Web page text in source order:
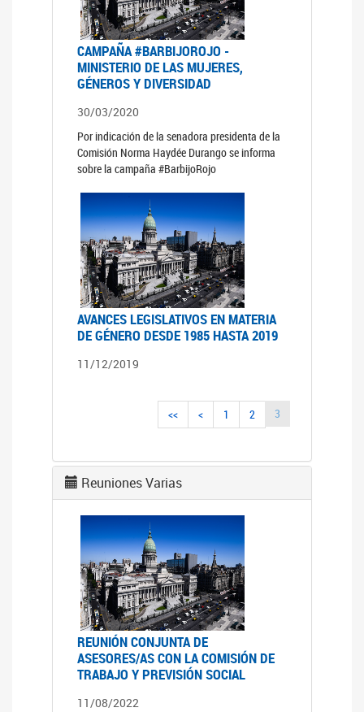
CAMPAÑA #BARBIJOROJO -
MINISTERIO DE LAS MUJERES,
GÉNEROS Y DIVERSIDAD
30/03/2020
Por indicación de la senadora presidenta de la
Comisión Norma Haydée Durango se informa
sobre la campaña #BarbijoRojo
AVANCES LEGISLATIVOS EN MATERIA
DE GÉNERO DESDE 1985 HASTA 2019
11/12/2019
<< < 1 2 3
Reuniones Varias
REUNIÓN CONJUNTA DE
ASESORES/AS CON LA COMISIÓN DE
TRABAJO Y PREVISIÓN SOCIAL
11/08/2022